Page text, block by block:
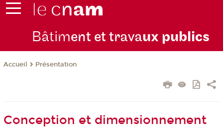
Bâtiment et travaux publics
Accueil Présentation
Conception et dimensionnement